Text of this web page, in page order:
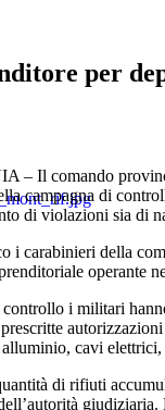
per
– Il comando
campagna di
di violazioni sia di
i carabinieri della
operante
i militari
prescritte
cavi
di rifiuti